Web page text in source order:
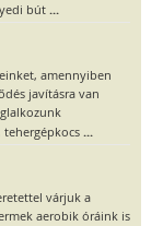
bút ...
amennyiben
javításra van
tehergépkocs ...
várjuk a
aerobik óráink is